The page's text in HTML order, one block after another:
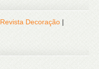
Revista Decoração |